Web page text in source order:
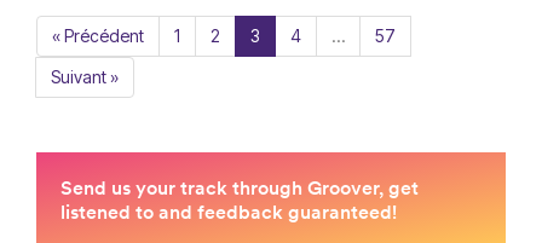
« Précédent 1 2 3 4 …
57
Suivant »